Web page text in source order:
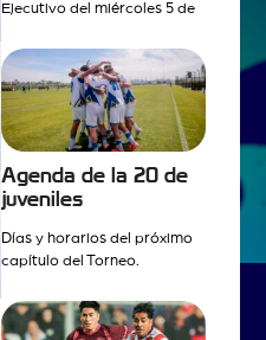
Ejecutivo del miércoles 5 de
Agenda de la 20 de
juveniles
Días y horarios del próximo
capítulo del Torneo.